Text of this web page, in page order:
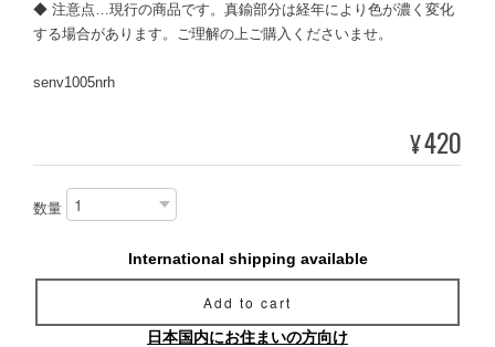
◆ 注意点…現行の商品です。真鍮部分は経年により色が濃く変化
する場合があります。ご理解の上ご購入くださいませ。
senv1005nrh
¥420
数量
International shipping available
Add to cart
日本国内にお住まいの方向け